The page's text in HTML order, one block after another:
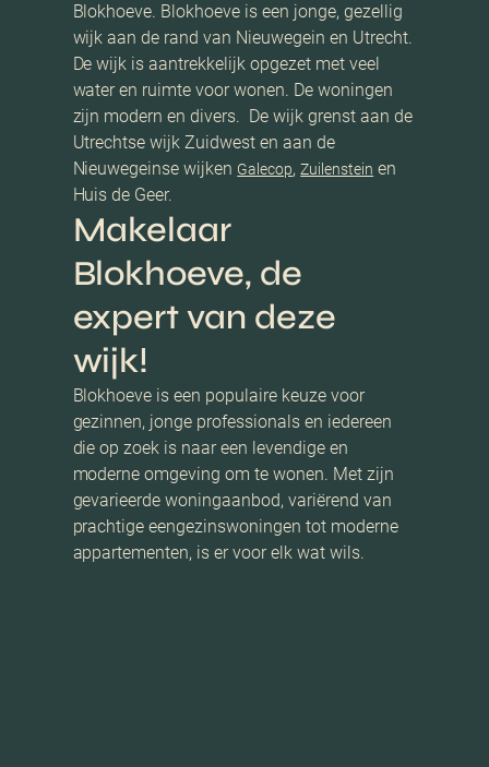
Blokhoeve. Blokhoeve is een jonge, gezellig
wijk aan de rand van Nieuwegein en Utrecht.
De wijk is aantrekkelijk opgezet met veel
water en ruimte voor wonen. De woningen
zijn modern en divers. De wijk grenst aan de
Utrechtse wijk Zuidwest en aan de
Nieuwegeinse wijken Galecop,Zuilenstein en
Huis de Geer.
Makelaar
Blokhoeve, de
expert van deze
wijk!
Blokhoeve is een populaire keuze voor
gezinnen, jonge professionals en iedereen
die op zoek is naar een levendige en
moderne omgeving om te wonen. Met zijn
gevarieerde woningaanbod, variërend van
prachtige eengezinswoningen tot moderne
appartementen, is er voor elk wat wils.